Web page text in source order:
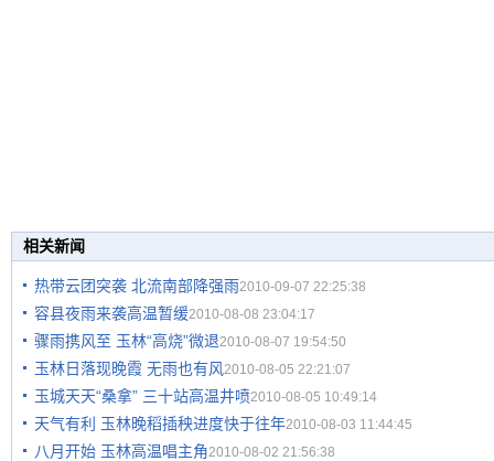
相关新闻
热带云团突袭 北流南部降强雨2010-09-07 22:25:38
容县夜雨来袭高温暂缓2010-08-08 23:04:17
骤雨携风至 玉林“高烧”微退2010-08-07 19:54:50
玉林日落现晚霞 无雨也有风2010-08-05 22:21:07
玉城天天“桑拿” 三十站高温井喷2010-08-05 10:49:14
天气有利 玉林晚稻插秧进度快于往年2010-08-03 11:44:45
八月开始 玉林高温唱主角2010-08-02 21:56:38